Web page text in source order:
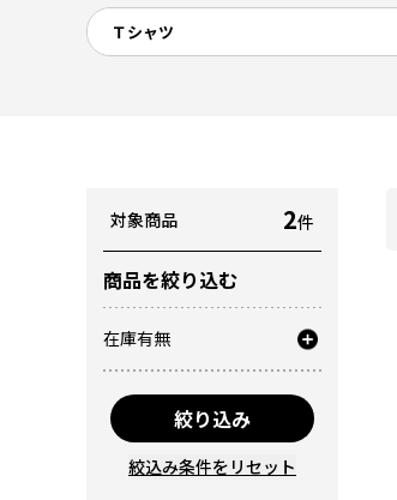
Ｔシャツ
対象商品 2件
商品を絞り込む
在庫有無
絞り込み
絞込み条件をリセット